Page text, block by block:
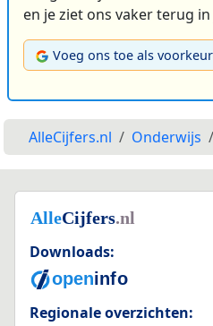
en je ziet ons vaker terug
Voeg ons toe als
AlleCijfers.nl Onderwijs
Downloads:
Regionale overzichten: